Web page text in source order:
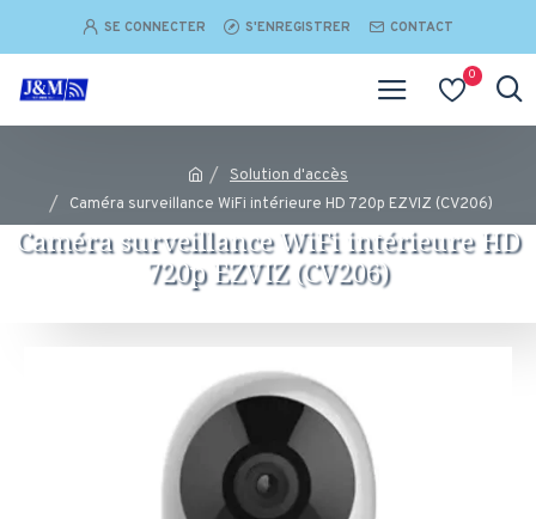
SE CONNECTER S'ENREGISTRER CONTACT
0
Solution d'accès
Caméra surveillance WiFi intérieure HD 720p EZVIZ (CV206)
Caméra surveillance WiFi intérieure HD
720p EZVIZ (CV206)